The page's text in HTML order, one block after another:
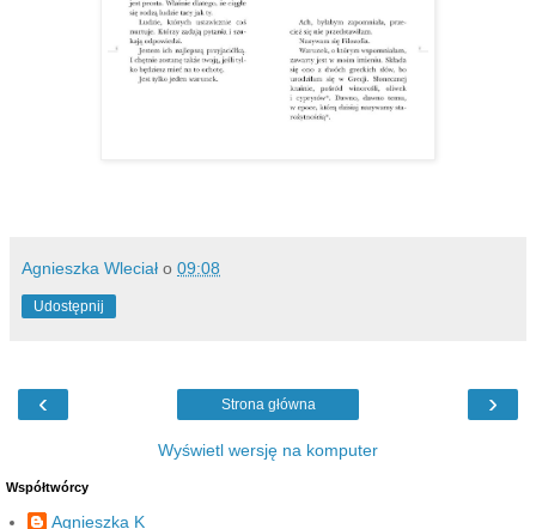
Agnieszka Wleciał o 09:08
Udostępnij
‹ ›
Strona główna
Wyświetl wersję na komputer
Współtwórcy
Agnieszka K